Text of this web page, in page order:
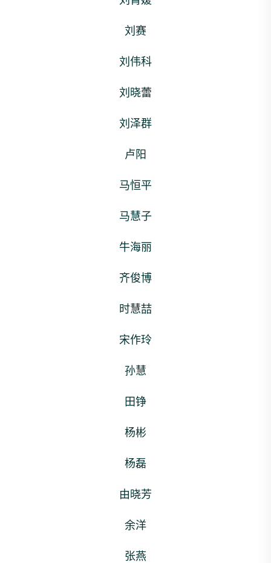
刘赛
刘伟科
刘晓蕾
刘泽群
卢阳
马恒平
马慧子
牛海丽
齐俊博
时慧喆
宋作玲
孙慧
田铮
杨彬
杨磊
由晓芳
余洋
张燕